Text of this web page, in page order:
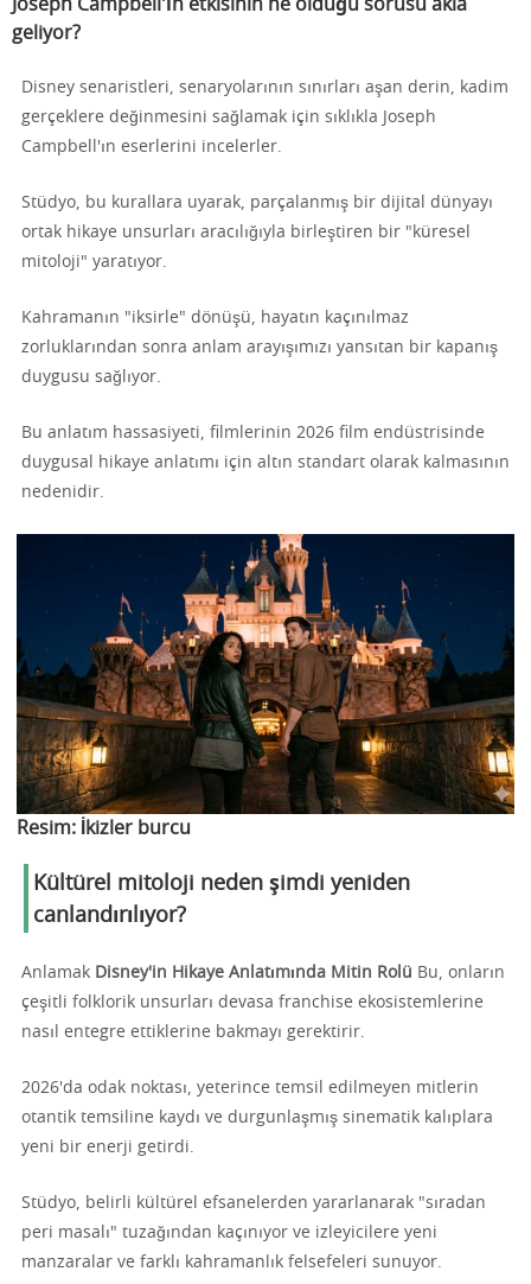
Joseph Campbell'ın etkisinin ne olduğu sorusu akla
geliyor?
Disney senaristleri, senaryolarının sınırları aşan derin, kadim
gerçeklere değinmesini sağlamak için sıklıkla Joseph
Campbell'ın eserlerini incelerler.
Stüdyo, bu kurallara uyarak, parçalanmış bir dijital dünyayı
ortak hikaye unsurları aracılığıyla birleştiren bir "küresel
mitoloji" yaratıyor.
Kahramanın "iksirle" dönüşü, hayatın kaçınılmaz
zorluklarından sonra anlam arayışımızı yansıtan bir kapanış
duygusu sağlıyor.
Bu anlatım hassasiyeti, filmlerinin 2026 film endüstrisinde
duygusal hikaye anlatımı için altın standart olarak kalmasının
nedenidir.
Resim: İkizler burcu
Kültürel mitoloji neden şimdi yeniden
canlandırılıyor?
Anlamak Disney'in Hikaye Anlatımında Mitin Rolü Bu, onların
çeşitli folklorik unsurları devasa franchise ekosistemlerine
nasıl entegre ettiklerine bakmayı gerektirir.
2026'da odak noktası, yeterince temsil edilmeyen mitlerin
otantik temsiline kaydı ve durgunlaşmış sinematik kalıplara
yeni bir enerji getirdi.
Stüdyo, belirli kültürel efsanelerden yararlanarak "sıradan
peri masalı" tuzağından kaçınıyor ve izleyicilere yeni
manzaralar ve farklı kahramanlık felsefeleri sunuyor.